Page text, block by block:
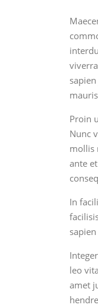
Proin
Nunc
mollis
ante
In
leo
amet